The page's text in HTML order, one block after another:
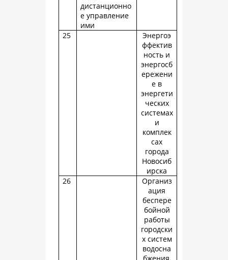
дистанционно
е управление
ими
25
Энергоэ
ффектив
ность и
энергосб
ережени
е в
энергети
ческих
системах
и
комплек
сах
города
Новосиб
ирска
26
Организ
ация
беспере
бойной
работы
городски
х систем
водосна